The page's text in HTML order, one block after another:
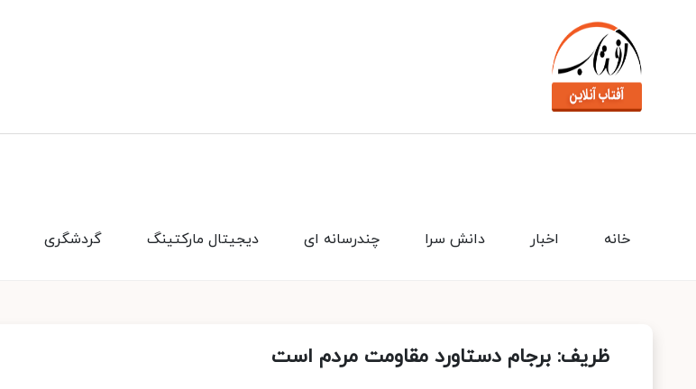
گردشگری دیجیتال مارکتینگ چندرسانه ای دانش سرا اخبار خانه
ظریف: برجام دستاورد مقاومت‌ مردم است